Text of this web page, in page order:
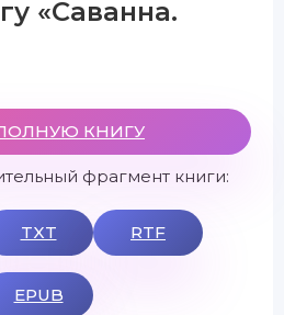
«Саванна.
КНИГУ
фрагмент книги:
TXT RTF
EPUB